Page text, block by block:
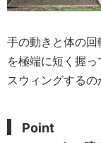
手の動きと体の
を極端に短く握
スウィングするの
Point